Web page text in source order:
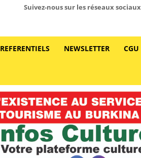
Suivez-nous sur les réseaux sociaux
REFERENTIELS NEWSLETTER CGU